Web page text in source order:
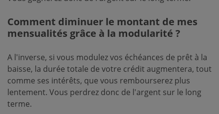
Comment diminuer le montant de mes
mensualités grâce à la modularité ?
A l'inverse, si vous modulez vos échéances de prêt à la
baisse, la durée totale de votre crédit augmentera, tout
comme ses intérêts, que vous rembourserez plus
lentement. Vous perdrez donc de l'argent sur le long
terme.